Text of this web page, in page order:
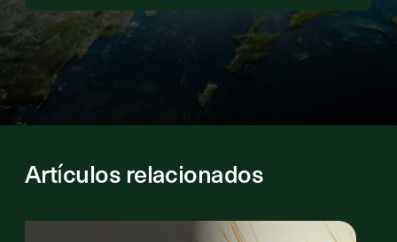
Artículos relacionados